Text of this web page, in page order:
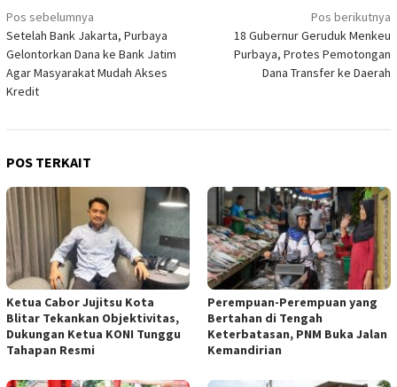
Navigasi
pos
Pos sebelumnya
Setelah Bank Jakarta, Purbaya
Gelontorkan Dana ke Bank Jatim
Agar Masyarakat Mudah Akses
Kredit
Pos berikutnya
18 Gubernur Geruduk Menkeu
Purbaya, Protes Pemotongan
Dana Transfer ke Daerah
POS TERKAIT
Ketua Cabor Jujitsu Kota
Blitar Tekankan Objektivitas,
Dukungan Ketua KONI Tunggu
Tahapan Resmi
Perempuan-Perempuan yang
Bertahan di Tengah
Keterbatasan, PNM Buka Jalan
Kemandirian